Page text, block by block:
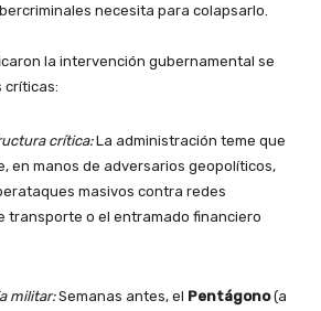
necesita para colapsarlo.
la intervención gubernamental se
críticas:
crítica:La administración teme que
en manos de adversarios geopolíticos,
masivos contra redes
transporte o el entramado financiero
militar:Semanas antes, el Pentágono(a